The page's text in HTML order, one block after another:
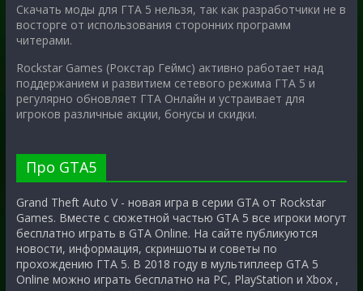
Скачать моды для ГТА 5 нельзя, так как разработчики не в
восторге от использования сторонних программ
читерами.
Rockstar Games (Рокстар Геймс) активно работает над
поддержанием и развитием сетевого режима ГТА 5 и
регулярно обновляет ГТА Онлайн и устраивает для
игроков различные акции, бонусы и скидки.
Про GTA5
Grand Theft Auto V - новая игра в серии GTA от Rockstar
Games. Вместе с сюжетной частью GTA 5 все игроки могут
бесплатно играть в GTA Online. На сайте публикуются
новости, информация, скриншоты и советы по
прохождению ГТА 5. В 2018 году в мультиплеер GTA 5
Online можно играть бесплатно на PC, PlayStation и Xbox ,